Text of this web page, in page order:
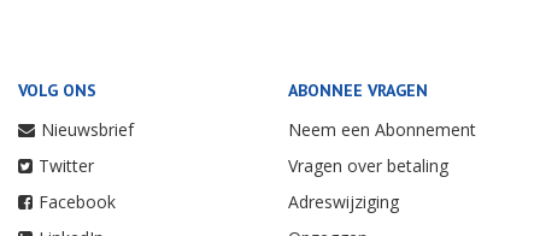
VOLG ONS
Nieuwsbrief
Twitter
Facebook
ABONNEE VRAGEN
Neem een Abonnement
Vragen over betaling
Adreswijziging